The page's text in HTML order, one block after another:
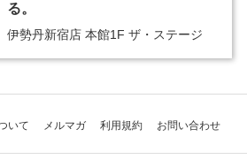
る。
伊勢丹新宿店 本館1F ザ・ステージ
いて メルマガ 利用規約 お問い合わせ